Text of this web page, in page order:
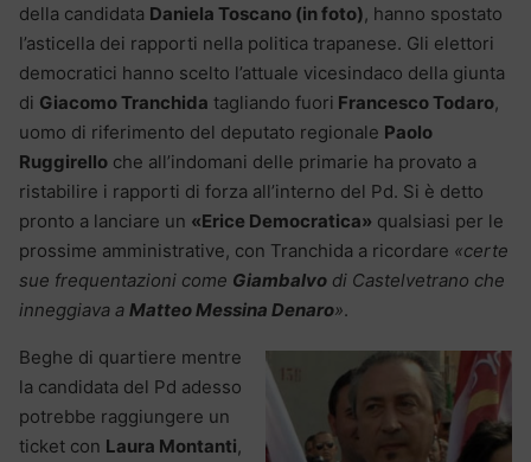
della candidata Daniela Toscano (in foto), hanno spostato
l’asticella dei rapporti nella politica trapanese. Gli elettori
democratici hanno scelto l’attuale vicesindaco della giunta
di Giacomo Tranchida tagliando fuori Francesco Todaro,
uomo di riferimento del deputato regionale Paolo
Ruggirello che all’indomani delle primarie ha provato a
ristabilire i rapporti di forza all’interno del Pd. Si è detto
pronto a lanciare un «Erice Democratica» qualsiasi per le
prossime amministrative, con Tranchida a ricordare «certe
sue frequentazioni come Giambalvo di Castelvetrano che
inneggiava a Matteo Messina Denaro».
Beghe di quartiere mentre
la candidata del Pd adesso
potrebbe raggiungere un
ticket con Laura Montanti,